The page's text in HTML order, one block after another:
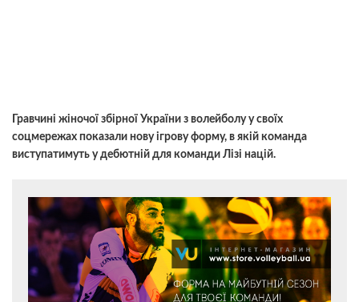
Гравчині жіночої збірної України з волейболу у своїх
соцмережах показали нову ігрову форму, в якій команда
виступатимуть у дебютній для команди Лізі націй.